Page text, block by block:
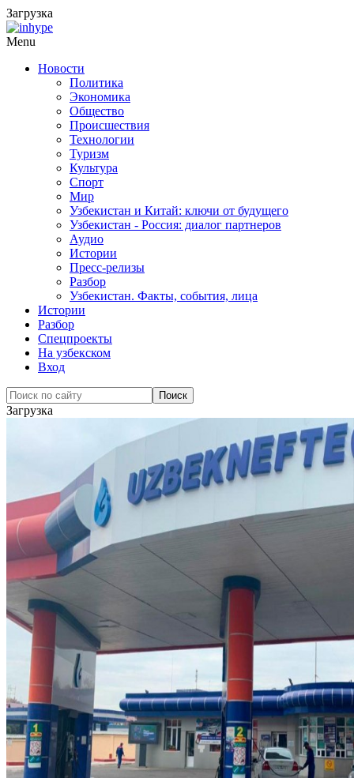
Загрузка
Menu
Новости
Политика
Экономика
Общество
Происшествия
Технологии
Туризм
Культура
Спорт
Мир
Узбекистан и Китай: ключи от будущего
Узбекистан - Россия: диалог партнеров
Аудио
Истории
Пресс-релизы
Разбор
Узбекистан. Факты, события, лица
Истории
Разбор
Спецпроекты
На узбекском
Вход
Загрузка